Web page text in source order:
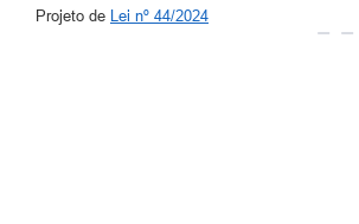
Projeto de Lei nº 44/2024